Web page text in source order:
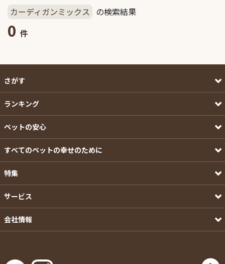
カーディガンミックス の検索結果
0 件
さがす
ランキング
ペットの安心
すべてのペットの幸せのために
特集
サービス
会社情報